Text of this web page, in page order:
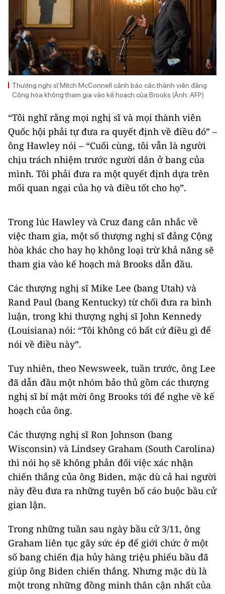
Thượng nghị sĩ Mitch McConnell cảnh báo các thành viên đảng
Cộng hòa không tham gia vào kế hoạch của Brooks (Ảnh: AFP)
“Tôi nghĩ rằng mọi nghị sĩ và mọi thành viên
Quốc hội phải tự đưa ra quyết định về điều đó” –
ông Hawley nói – “Cuối cùng, tôi vẫn là người
chịu trách nhiệm trước người dân ở bang của
mình. Tôi phải đưa ra một quyết định dựa trên
mối quan ngại của họ và điều tốt cho họ”.
Trong lúc Hawley và Cruz đang cân nhắc về
việc tham gia, một số thượng nghị sĩ đảng Cộng
hòa khác cho hay họ không loại trừ khả năng sẽ
tham gia vào kế hoạch mà Brooks dẫn đầu.
Các thượng nghị sĩ Mike Lee (bang Utah) và
Rand Paul (bang Kentucky) từ chối đưa ra bình
luận, trong khi thượng nghị sĩ John Kennedy
(Louisiana) nói: “Tôi không có bất cứ điều gì để
nói về điều này”.
Tuy nhiên, theo Newsweek, tuần trước, ông Lee
đã dẫn đầu một nhóm bảo thủ gồm các thượng
nghị sĩ bí mật mời ông Brooks tới để nghe về kế
hoạch của ông.
Các thượng nghị sĩ Ron Johnson (bang
Wisconsin) và Lindsey Graham (South Carolina)
thì nói họ sẽ không phản đối việc xác nhận
chiến thắng của ông Biden, mặc dù cả hai người
này đều đưa ra những tuyên bố cáo buộc bầu cử
gian lận.
Trong những tuần sau ngày bầu cử 3/11, ông
Graham liên tục gây sức ép để giới chức ở một
số bang chiến địa hủy hàng triệu phiếu bầu đã
giúp ông Biden chiến thắng. Nhưng mặc dù là
một trong những đồng minh thân cận nhất của